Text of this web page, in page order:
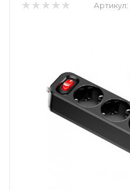
Артикул: